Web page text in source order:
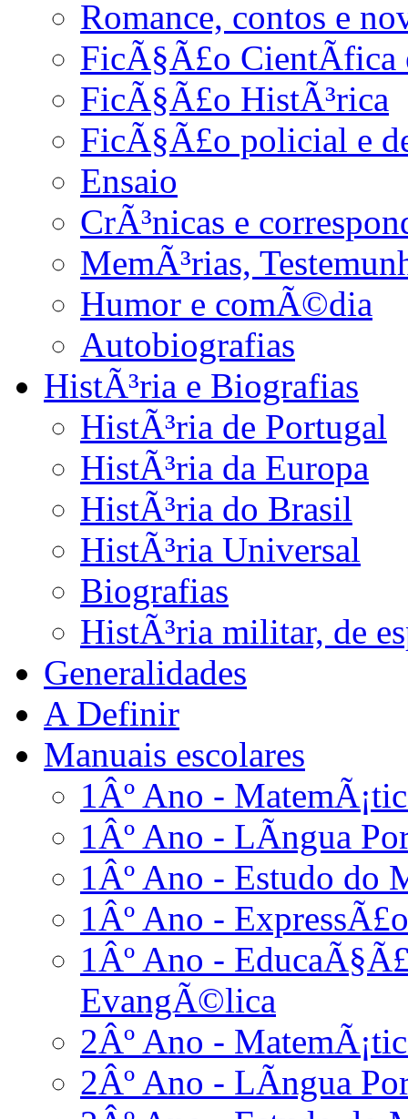
Romance, contos e
FicÃ§Ã£o CientÃ­fica
FicÃ§Ã£o HistÃ³rica
FicÃ§Ã£o policial e
Ensaio
CrÃ³nicas e
MemÃ³rias,
Humor e comÃ©dia
Autobiografias
HistÃ³ria e Biografias
HistÃ³ria de Portugal
HistÃ³ria da Europa
HistÃ³ria do Brasil
HistÃ³ria Universal
Biografias
HistÃ³ria militar, de
Generalidades
A Definir
Manuais escolares
1Âº Ano -
1Âº Ano - LÃ­ngua
1Âº Ano - Estudo do
1Âº Ano -
1Âº Ano -
EvangÃ©lica
2Âº Ano -
2Âº Ano - LÃ­ngua